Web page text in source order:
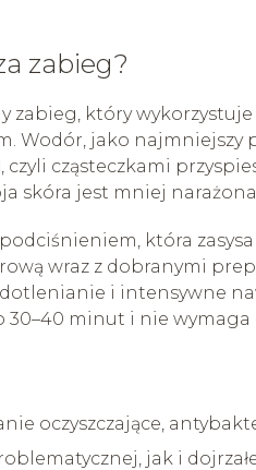
zabieg?
zabieg, który wykorzystuje
Wodór, jako najmniejszy
, czyli cząsteczkami
skóra jest mniej
która
wraz z dobranymi
dotlenianie i intensywne
30–40 minut i nie
oczyszczające,
jak i